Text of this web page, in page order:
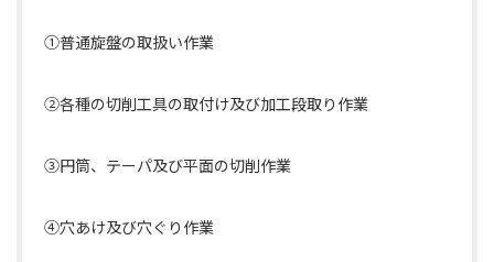
①普通旋盤の取扱い作業
②各種の切削工具の取付け及び加工段取り作業
③円筒、テーパ及び平面の切削作業
④穴あけ及び穴ぐり作業